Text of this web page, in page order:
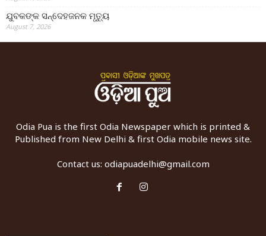
ଯୁବକଙ୍କ ସନ୍ଦେହଜନକ ମୃତ୍ୟୁ
August 7, 2026
Odia Pua is the first Odia Newspaper which is printed &
Published from New Delhi & first Odia mobile news site.
Contact us: odiapuadelhi@gmail.com